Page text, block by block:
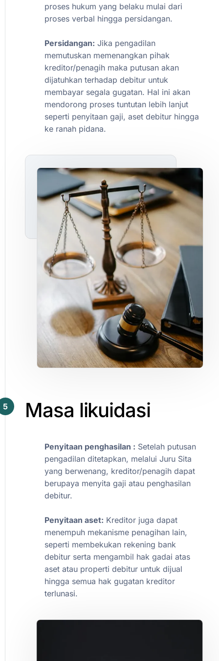
proses hukum yang belaku mulai dari
proses verbal hingga persidangan.
Persidangan: Jika pengadilan
memutuskan memenangkan pihak
kreditor/penagih maka putusan akan
dijatuhkan terhadap debitur untuk
membayar segala gugatan. Hal ini akan
mendorong proses tuntutan lebih lanjut
seperti penyitaan gaji, aset debitur hingga
ke ranah pidana.
Masa likuidasi
5
Penyitaan penghasilan : Setelah putusan
pengadilan ditetapkan, melalui Juru Sita
yang berwenang, kreditor/penagih dapat
berupaya menyita gaji atau penghasilan
debitur.
Penyitaan aset: Kreditor juga dapat
menempuh mekanisme penagihan lain,
seperti membekukan rekening bank
debitur serta mengambil hak gadai atas
aset atau properti debitur untuk dijual
hingga semua hak gugatan kreditor
terlunasi.